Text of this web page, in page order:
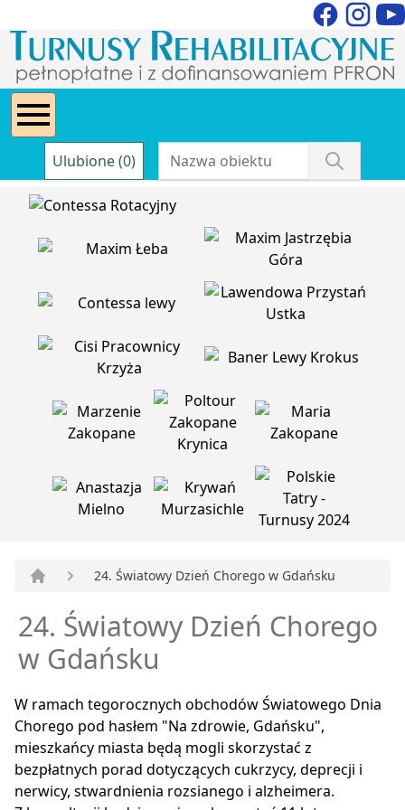
Ulubione (0)
24. Światowy Dzień Chorego w Gdańsku
24. Światowy Dzień Chorego
w Gdańsku
W ramach tegorocznych obchodów Światowego Dnia
Chorego pod hasłem "Na zdrowie, Gdańsku",
mieszkańcy miasta będą mogli skorzystać z
bezpłatnych porad dotyczących cukrzycy, deprecji i
nerwicy, stwardnienia rozsianego i alzheimera.